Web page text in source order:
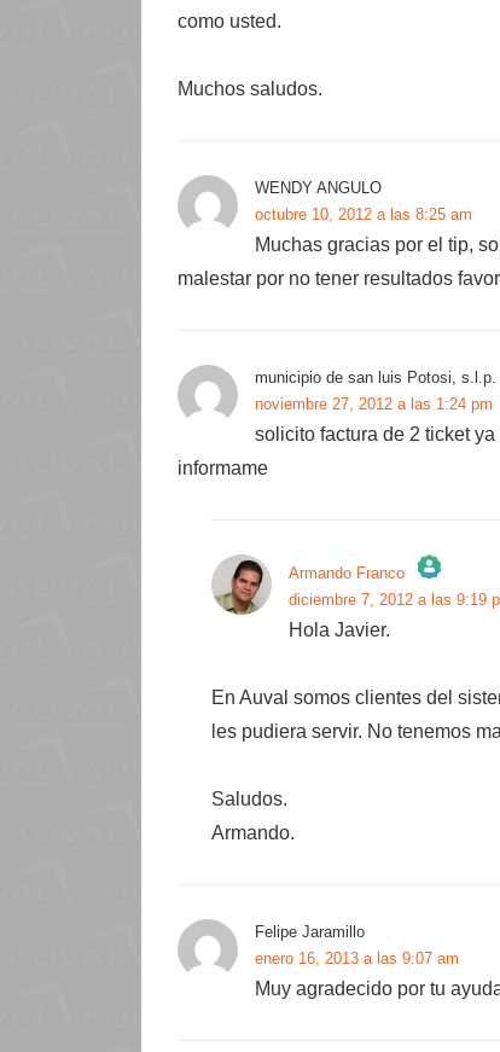
como usted.
Muchos saludos.
WENDY ANGULO
octubre 10, 2012 a las 8:25 am
Muchas gracias por el tip,
malestar por no tener resultados
municipio de san luis Potosi, s.l.p.
noviembre 27, 2012 a las 1:24 pm
solicito factura de 2 ticket
informame
Armando Franco
¡La insignia de la «Persona real»!
Anti-Spam by CleanTalk
diciembre 7, 2012 a las 9:19
Hola Javier.
En Auval somos clientes del
les pudiera servir. No tenemos
Saludos.
Armando.
Felipe Jaramillo
enero 16, 2013 a las 9:07 am
Muy agradecido por tu